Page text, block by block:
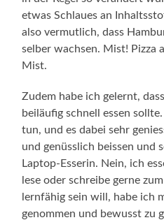
etwas Schlaues an
also vermutlich, dass
selber wachsen. Mist! Pizza
Mist.
Zudem habe ich gelernt,
beiläufig schnell essen
tun, und es dabei sehr
und genüsslich beissen und
Laptop-Esserin. Nein, ich
lese oder schreibe gerne
lernfähig sein will, habe ich
genommen und bewusst zu